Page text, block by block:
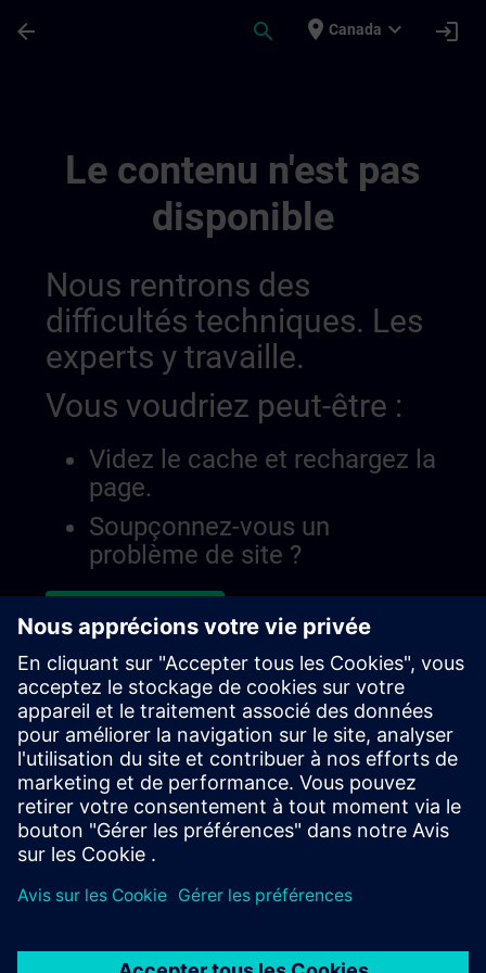
arrow_back search place Canada expand_more login
Le contenu n'est pas
disponible
Nous rentrons des
difficultés techniques. Les
experts y travaille.
Vous voudriez peut-être :
Videz le cache et rechargez la
page.
Soupçonnez-vous un
problème de site ?